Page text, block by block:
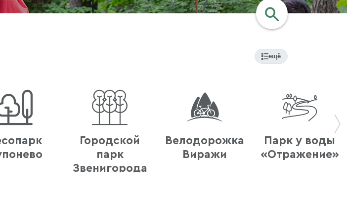
найти
ещё
Городской
парк
Звенигорода
Велодорожка
Виражи
Парк у воды
«Отражение»